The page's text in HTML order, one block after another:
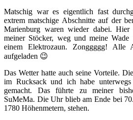
Matschig war es eigentlich fast
extrem matschige Abschnitte auf der
Marienburg waren wieder dabei.
meiner Stöcker, weg und meine Wade
einem Elektrozaun. Zonggggg! Alle
aufgeladen 😉
Das Wetter hatte auch seine Vorteile.
im Rucksack und ich habe
gemacht. Das führte zu meiner
SuMeMa. Die Uhr blieb am Ende bei
1780 Höhenmetern, stehen.